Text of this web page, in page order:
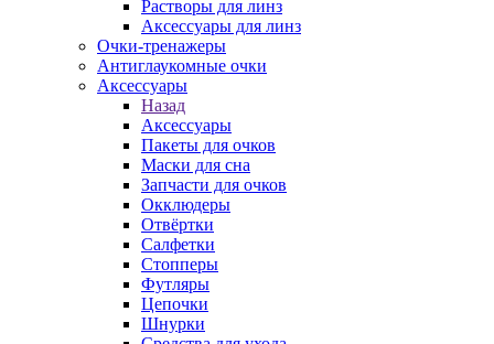
Растворы для линз
Аксессуары для линз
Очки-тренажеры
Антиглаукомные очки
Аксессуары
Назад
Аксессуары
Пакеты для очков
Маски для сна
Запчасти для очков
Окклюдеры
Отвёртки
Салфетки
Стопперы
Футляры
Цепочки
Шнурки